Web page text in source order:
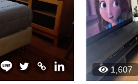
1,607